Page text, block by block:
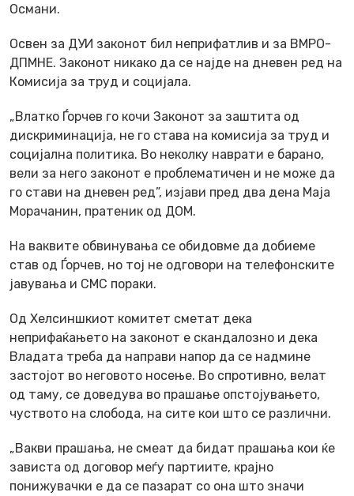
Османи.
Освен за ДУИ законот бил неприфатлив и за ВМРО-
ДПМНЕ. Законот никако да се најде на дневен ред на
Комисија за труд и социјала.
„Влатко Ѓорчев го кочи Законот за заштита од
дискриминација, не го става на комисија за труд и
социјална политика. Во неколку наврати е барано,
вели за него законот е проблематичен и не може да
го стави на дневен ред”, изјави пред два дена Маја
Морачанин, пратеник од ДОМ.
На ваквите обвинувања се обидовме да добиеме
став од Ѓорчев, но тој не одговори на телефонските
јавувања и СМС пораки.
Од Хелсиншкиот комитет сметат дека
неприфаќањето на законот е скандалозно и дека
Владата треба да направи напор да се надмине
застојот во неговото носење. Во спротивно, велат
од таму, се доведува во прашање опстојувањето,
чуството на слобода, на сите кои што се различни.
„Вакви прашања, не смеат да бидат прашања кои ќе
зависта од договор меѓу партиите, крајно
понижувачки е да се пазарат со она што значи